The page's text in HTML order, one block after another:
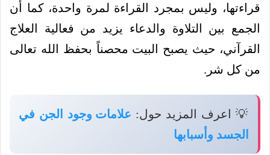
قراءتها، وليس بمجرد القراءة لمرة واحدة، كما أن
الجمع بين التلاوة والدعاء يزيد من فعالية العلاج
القرآني، حيث يصبح البيت محصناً بحفظ الله تعالى
من كل شر.
💡 اعرف المزيد حول: علامات وجود الجن في
الجسد وأسبابها